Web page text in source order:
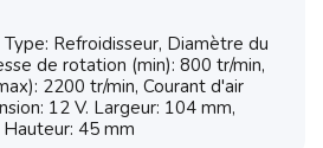
Refroidisseur, Diamètre du
de rotation (min): 800 tr/min,
2200 tr/min, Courant d'air
12 V. Largeur: 104 mm,
45 mm